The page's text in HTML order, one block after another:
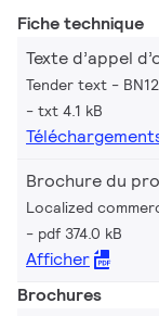
Fiche technique
Texte d’appel
Tender text -
txt 4.1 kB
Brochure du
Localized
pdf 374.0 kB
Afficher
Brochures